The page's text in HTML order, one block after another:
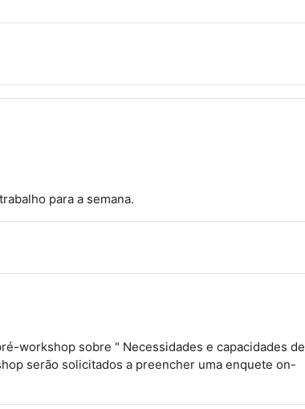
para a semana.
workshop sobre " Necessidades e capacidades de
serão solicitados a preencher uma enquete on-